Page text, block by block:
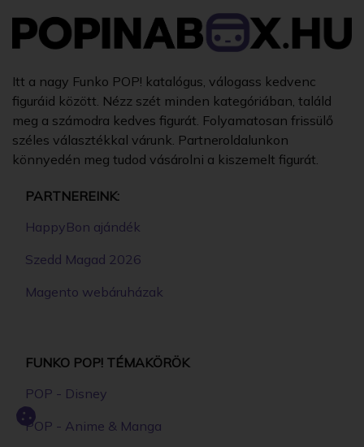
Itt a nagy Funko POP! katalógus, válogass kedvenc
figuráid között. Nézz szét minden kategóriában, találd
meg a számodra kedves figurát. Folyamatosan frissülő
széles választékkal várunk. Partneroldalunkon
könnyedén meg tudod vásárolni a kiszemelt figurát.
PARTNEREINK:
HappyBon ajándék
Szedd Magad 2026
Magento webáruházak
FUNKO POP! TÉMAKÖRÖK
POP - Disney
POP - Anime & Manga